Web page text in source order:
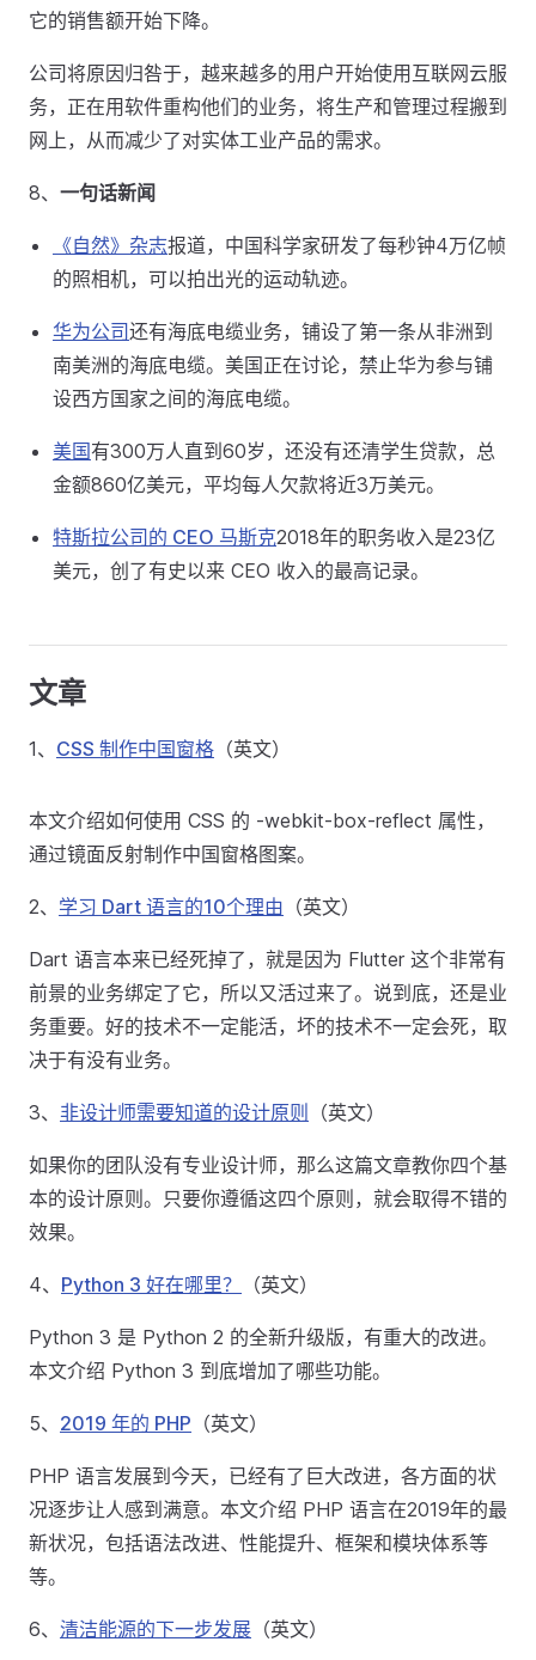
它的销售额开始下降。
公司将原因归咎于，越来越多的用户开始使用互联网云服
务，正在用软件重构他们的业务，将生产和管理过程搬到
网上，从而减少了对实体工业产品的需求。
8、 一句话新闻
《自然》杂志报道，中国科学家研发了每秒钟4万亿帧
的照相机，可以拍出光的运动轨迹。
华为公司还有海底电缆业务，铺设了第一条从非洲到
南美洲的海底电缆。美国正在讨论，禁止华为参与铺
设西方国家之间的海底电缆。
美国有300万人直到60岁，还没有还清学生贷款，总
金额860亿美元，平均每人欠款将近3万美元。
特斯拉公司的 CEO 马斯克2018年的职务收入是23亿
美元，创了有史以来 CEO 收入的最高记录。
文章
1、 CSS 制作中国窗格 （英文）
本文介绍如何使用 CSS 的 -webkit-box-reflect 属性，
通过镜面反射制作中国窗格图案。
2、 学习 Dart 语言的10个理由 （英文）
Dart 语言本来已经死掉了，就是因为 Flutter 这个非常有
前景的业务绑定了它，所以又活过来了。说到底，还是业
务重要。好的技术不一定能活，坏的技术不一定会死，取
决于有没有业务。
3、 非设计师需要知道的设计原则 （英文）
如果你的团队没有专业设计师，那么这篇文章教你四个基
本的设计原则。只要你遵循这四个原则，就会取得不错的
效果。
4、 Python 3 好在哪里？ （英文）
Python 3 是 Python 2 的全新升级版，有重大的改进。
本文介绍 Python 3 到底增加了哪些功能。
5、 2019 年的 PHP （英文）
PHP 语言发展到今天，已经有了巨大改进，各方面的状
况逐步让人感到满意。本文介绍 PHP 语言在2019年的最
新状况，包括语法改进、性能提升、框架和模块体系等
等。
6、 清洁能源的下一步发展 （英文）